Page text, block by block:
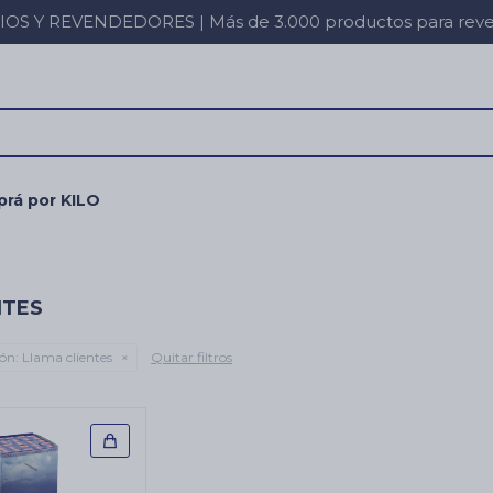
Y REVENDEDORES | Más de 3.000 productos para
por KILO
Llama clientes Quitar filtros